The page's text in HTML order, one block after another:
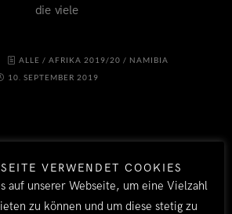
die viele
ALLE / AFRIKA 2019/20 / NAMIBIA
10. SEPTEMBER 2019
VERWENDET COOKIES
auf unserer Webseite, um eine Vielzahl
zu können und um diese stetig zu